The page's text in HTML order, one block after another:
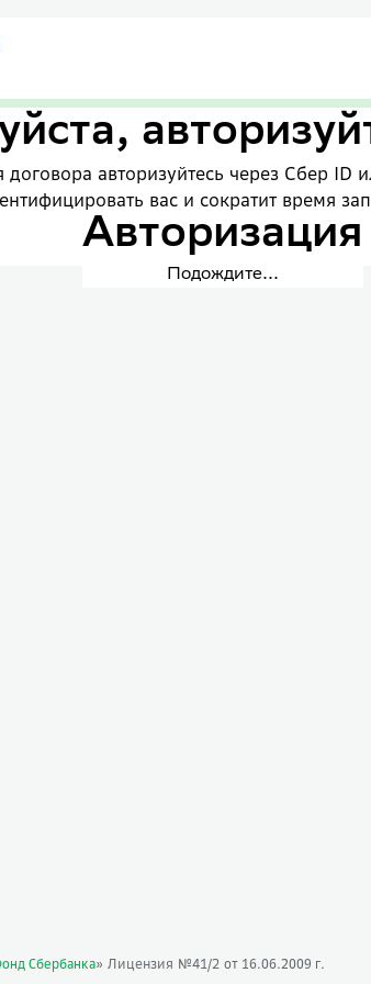
авторизуйтесь через Сбер ID
вас и сократит время
Авторизация
Подождите...
Сбербанка» Лицензия №41/2 от 16.06.2009 г.